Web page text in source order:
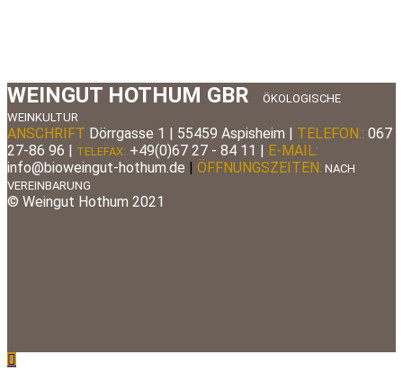
WEINGUT HOTHUM GBR
ÖKOLOGISCHE
WEINKULTUR
ANSCHRIFT Dörrgasse 1 | 55459 Aspisheim | TELEFON.: 067
27-86 96 | TELEFAX: +49(0)67 27 - 84 11 | E-MAIL:
info@bioweingut-hothum.de | ÖFFNUNGSZEITEN: NACH
VEREINBARUNG
© Weingut Hothum 2021